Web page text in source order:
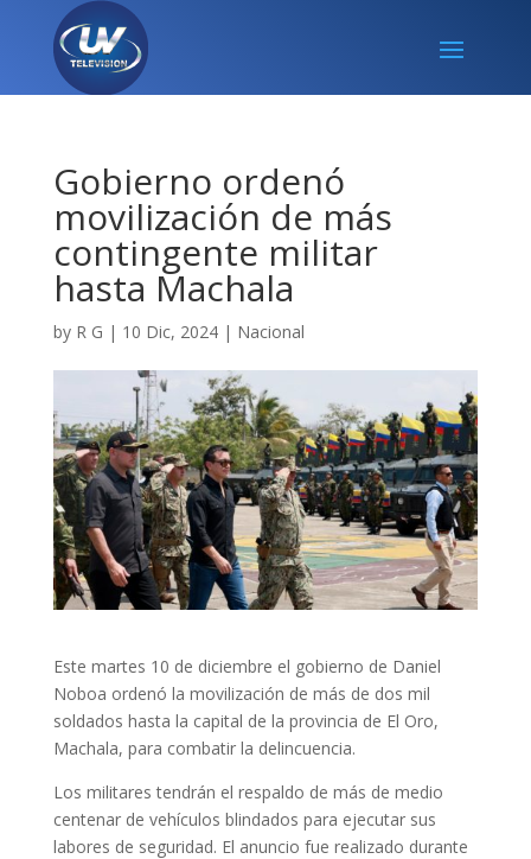
Gobierno ordenó
movilización de más
contingente militar
hasta Machala
by R G | 10 Dic, 2024| Nacional
Este martes 10 de diciembre el gobierno de Daniel
Noboa ordenó la movilización de más de dos mil
soldados hasta la capital de la provincia de El Oro,
Machala, para combatir la delincuencia.
Los militares tendrán el respaldo de más de medio
centenar de vehículos blindados para ejecutar sus
labores de seguridad. El anuncio fue realizado durante